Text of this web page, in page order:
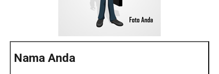
Nama Anda